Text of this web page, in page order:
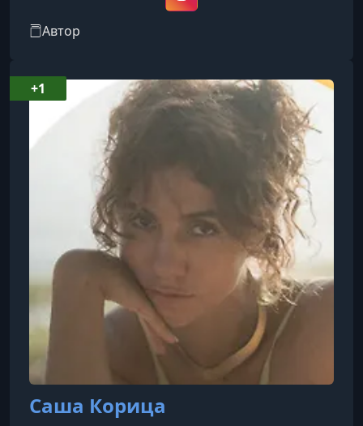
привлекательной, свободной и принять свою
особенный урок для девушек с разными
типами фигуры, чтобы показать: красота не
зависит от размера или параметров.
Автор
Саша Корица
+1